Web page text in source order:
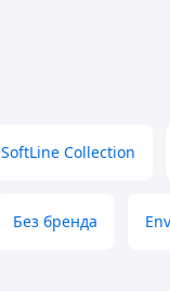
SoftLine Collection
Без бренда